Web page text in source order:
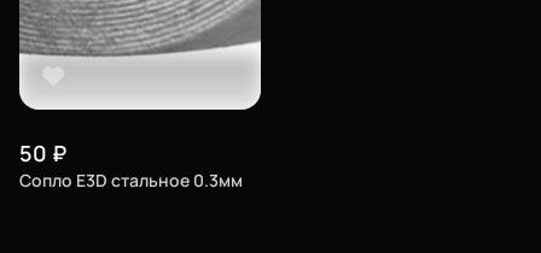
50 ₽
Сопло E3D стальное 0.3мм